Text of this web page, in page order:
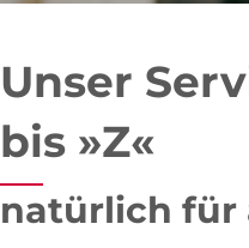
Unser
bis »Z«
natürlich für